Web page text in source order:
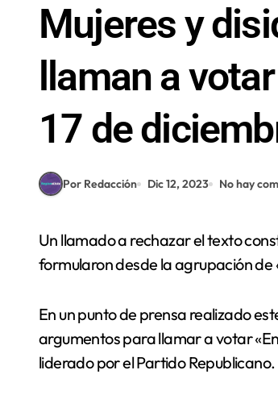
Mujeres y
llaman a
17 de
Por Redacción Dic 12, 2023 No hay
Un llamado a rechazar el texto constitucional en el plebiscito del próximo domingo 17 de diciembre,
formularon desde la agrupación de
En un punto de prensa realizado
argumentos para llamar a votar
liderado por el Partido Republicano.